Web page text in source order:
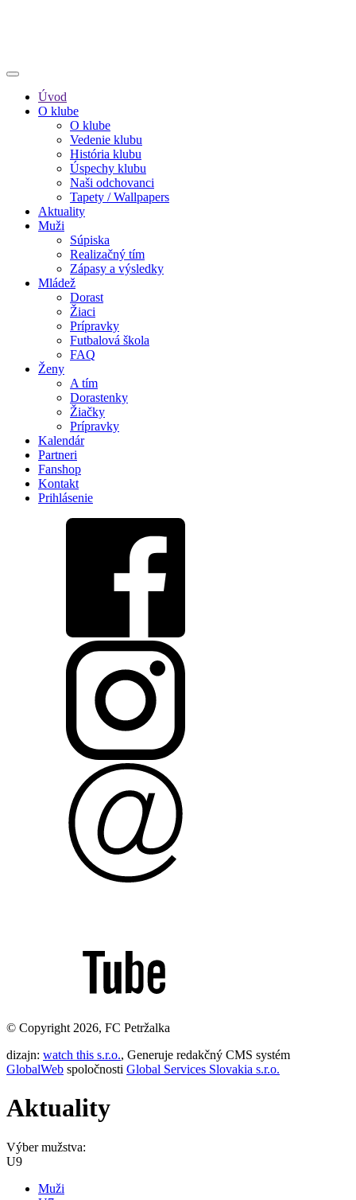
Úvod
O klube
O klube
Vedenie klubu
História klubu
Úspechy klubu
Naši odchovanci
Tapety / Wallpapers
Aktuality
Muži
Súpiska
Realizačný tím
Zápasy a výsledky
Mládež
Dorast
Žiaci
Prípravky
Futbalová škola
FAQ
Ženy
A tím
Dorastenky
Žiačky
Prípravky
Kalendár
Partneri
Fanshop
Kontakt
Prihlásenie
© Copyright 2026, FC Petržalka
dizajn: watch this s.r.o., Generuje redakčný CMS systém
GlobalWeb spoločnosti Global Services Slovakia s.r.o.
Aktuality
Výber mužstva:
U9
Muži